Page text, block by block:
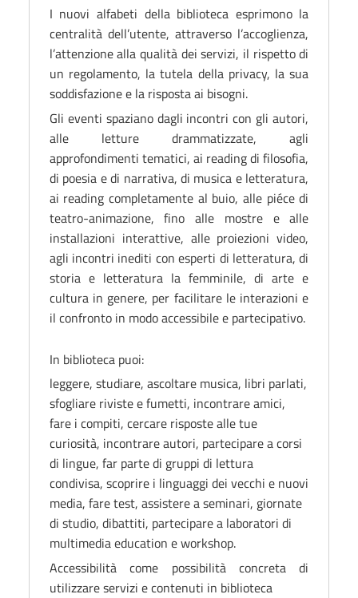
I nuovi alfabeti della biblioteca esprimono la
centralità dell’utente, attraverso l’accoglienza,
l’attenzione alla qualità dei servizi, il rispetto di
un regolamento, la tutela della privacy, la sua
soddisfazione e la risposta ai bisogni.
Gli eventi spaziano dagli incontri con gli autori,
alle letture drammatizzate, agli
approfondimenti tematici, ai reading di filosofia,
di poesia e di narrativa, di musica e letteratura,
ai reading completamente al buio, alle piéce di
teatro-animazione, fino alle mostre e alle
installazioni interattive, alle proiezioni video,
agli incontri inediti con esperti di letteratura, di
storia e letteratura la femminile, di arte e
cultura in genere, per facilitare le interazioni e
il confronto in modo accessibile e partecipativo.
In biblioteca puoi:
leggere, studiare, ascoltare musica, libri parlati,
sfogliare riviste e fumetti, incontrare amici,
fare i compiti, cercare risposte alle tue
curiosità, incontrare autori, partecipare a corsi
di lingue, far parte di gruppi di lettura
condivisa, scoprire i linguaggi dei vecchi e nuovi
media, fare test, assistere a seminari, giornate
di studio, dibattiti, partecipare a laboratori di
multimedia education e workshop.
Accessibilità come possibilità concreta di
utilizzare servizi e contenuti in biblioteca